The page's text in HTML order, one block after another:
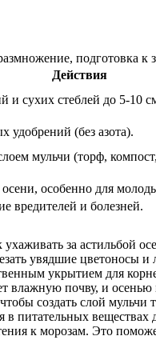
подготовка к
Действия
и сухих стеблей до 5-10
удобрений (без азота).
мульчи (торф,
особенно для
вредителей и болезней.
за астильбой
увядшие цветоносы и
укрытием для
влажную почву, и осенью
создать слой мульчи
в питательных
к морозам. Это